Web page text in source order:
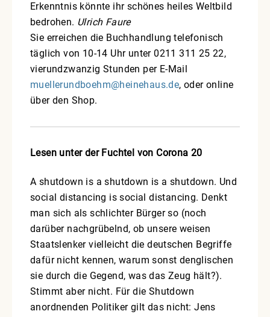
Erkenntnis könnte ihr schönes heiles Weltbild
bedrohen. Ulrich Faure
Sie erreichen die Buchhandlung telefonisch
täglich von 10-14 Uhr unter 0211 311 25 22,
vierundzwanzig Stunden per E-Mail
muellerundboehm@heinehaus.de, oder online
über den Shop.
Lesen unter der Fuchtel von Corona 20
A shutdown is a shutdown is a shutdown. Und
social distancing is social distancing. Denkt
man sich als schlichter Bürger so (noch
darüber nachgrübelnd, ob unsere weisen
Staatslenker vielleicht die deutschen Begriffe
dafür nicht kennen, warum sonst denglischen
sie durch die Gegend, was das Zeug hält?).
Stimmt aber nicht. Für die Shutdown
anordnenden Politiker gilt das nicht: Jens